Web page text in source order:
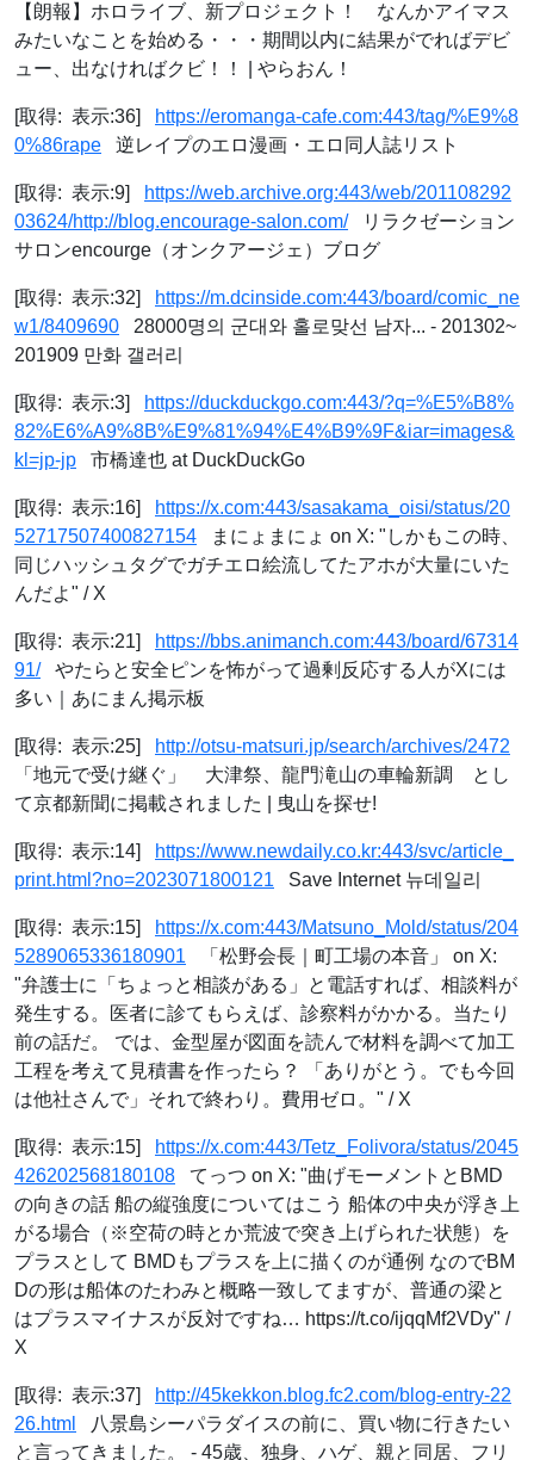
【朗報】ホロライブ、新プロジェクト！ なんかアイマス
みたいなことを始める・・・期間以内に結果がでればデビ
ュー、出なければクビ！！ | やらおん！
[取得: 表示:36]
https://eromanga-cafe.com:443/tag/%E9%8
0%86rape 逆レイプのエロ漫画・エロ同人誌リスト
[取得: 表示:9]
https://web.archive.org:443/web/201108292
03624/http://blog.encourage-salon.com/リラクゼーション
サロンencourge（オンクアージェ）ブログ
[取得: 表示:32]
https://m.dcinside.com:443/board/comic_ne
w1/8409690 28000명의 군대와 홀로맞선 남자... - 201302~
201909 만화 갤러리
[取得: 表示:3]
https://duckduckgo.com:443/?q=%E5%B8%
82%E6%A9%8B%E9%81%94%E4%B9%9F&iar=images&
kl=jp-jp 市橋達也 at DuckDuckGo
[取得: 表示:16]
https://x.com:443/sasakama_oisi/status/20
52717507400827154 まにょまにょ on X: "しかもこの時、
同じハッシュタグでガチエロ絵流してたアホが大量にいた
んだよ" / X
[取得: 表示:21]
https://bbs.animanch.com:443/board/67314
91/やたらと安全ピンを怖がって過剰反応する人がXには
多い｜あにまん掲示板
[取得: 表示:25]
http://otsu-matsuri.jp/search/archives/2472
「地元で受け継ぐ」 大津祭、龍門滝山の車輪新調 とし
て京都新聞に掲載されました | 曳山を探せ!
[取得: 表示:14]
https://www.newdaily.co.kr:443/svc/article_
print.html?no=2023071800121 Save Internet 뉴데일리
[取得: 表示:15]
https://x.com:443/Matsuno_Mold/status/204
5289065336180901 「松野会長｜町工場の本音」 on X:
"弁護士に「ちょっと相談がある」と電話すれば、相談料が
発生する。医者に診てもらえば、診察料がかかる。当たり
前の話だ。 では、金型屋が図面を読んで材料を調べて加工
工程を考えて見積書を作ったら？ 「ありがとう。でも今回
は他社さんで」それで終わり。費用ゼロ。" / X
[取得: 表示:15]
https://x.com:443/Tetz_Folivora/status/2045
426202568180108 てっつ on X: "曲げモーメントとBMD
の向きの話 船の縦強度についてはこう 船体の中央が浮き上
がる場合（※空荷の時とか荒波で突き上げられた状態）を
プラスとして BMDもプラスを上に描くのが通例 なのでBM
Dの形は船体のたわみと概略一致してますが、普通の梁と
はプラスマイナスが反対ですね… https://t.co/ijqqMf2VDy" /
X
[取得: 表示:37]
http://45kekkon.blog.fc2.com/blog-entry-22
26.html
八景島シーパラダイスの前に、買い物に行きたい
と言ってきました。 - 45歳、独身、ハゲ、親と同居、フリ